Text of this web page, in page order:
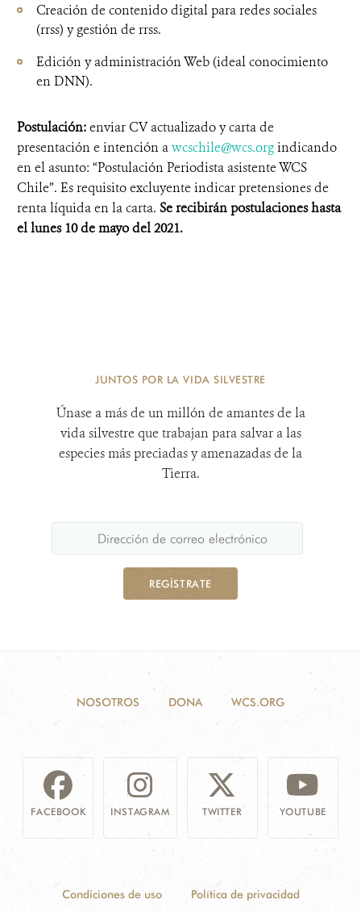
Creación de contenido digital para redes sociales
(rrss) y gestión de rrss.
Edición y administración Web (ideal conocimiento
en DNN).
Postulación:enviar CV actualizado y carta de
presentación e intención awcschile@wcs.orgindicando
en el asunto: “Postulación Periodista asistente WCS
Chile”. Es requisito excluyente indicar pretensiones de
renta líquida en la carta. Se recibirán postulaciones hasta
el lunes 10 de mayo del 2021.
JUNTOS POR LA VIDA SILVESTRE
Únase a más de un millón de amantes de la
vida silvestre que trabajan para salvar a las
especies más preciadas y amenazadas de la
Tierra.
REGÍSTRATE
NOSOTROS DONA WCS.ORG
FACEBOOK INSTAGRAM TWITTER YOUTUBE
Condiciones de uso Política de privacidad